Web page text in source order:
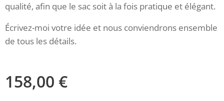
qualité, afin que le sac soit à la fois pratique et élégant.
Écrivez-moi votre idée et nous conviendrons ensemble
de tous les détails.
158,00 €